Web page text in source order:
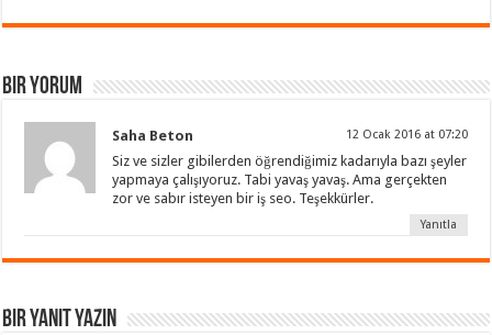
Bir Yorum
Saha Beton 12 Ocak 2016 at 07:20
Siz ve sizler gibilerden öğrendiğimiz kadarıyla bazı şeyler
yapmaya çalışıyoruz. Tabi yavaş yavaş. Ama gerçekten
zor ve sabır isteyen bir iş seo. Teşekkürler.
Yanıtla
Bir yanıt yazın